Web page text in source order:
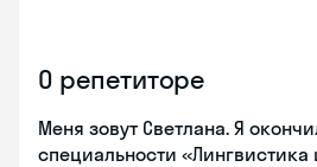
О репетиторе
Меня зовут Светлана. Я
специальности